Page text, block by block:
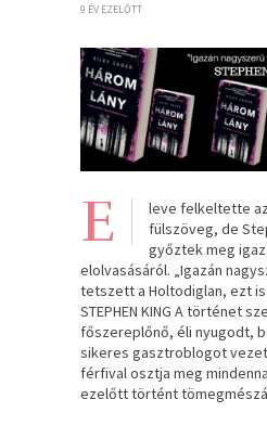
9 ÉV EZELŐTT
E
leve felkeltette
fülszöveg, de
győztek meg
elolvasásáról. „Igazán
tetszett a Holtodiglan, ezt
STEPHEN KING A történet
főszereplőnő, éli nyugodt,
sikeres gasztroblogot
férfival osztja meg
ezelőtt történt